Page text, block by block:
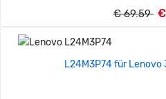
€ 69.59
L24M3P74 für Lenovo